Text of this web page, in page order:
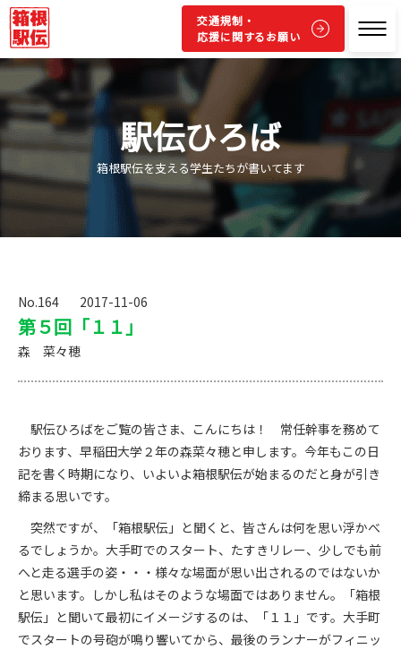
交通規制・
応援に関するお願い
駅伝ひろば
箱根駅伝を支える学生たちが書いてます
No.164 2017-11-06
第５回「１１」
森 菜々穂
駅伝ひろばをご覧の皆さま、こんにちは！ 常任幹事を務めて
おります、早稲田大学２年の森菜々穂と申します。今年もこの日
記を書く時期になり、いよいよ箱根駅伝が始まるのだと身が引き
締まる思いです。
突然ですが、「箱根駅伝」と聞くと、皆さんは何を思い浮かべ
るでしょうか。大手町でのスタート、たすきリレー、少しでも前
へと走る選手の姿・・・様々な場面が思い出されるのではないか
と思います。しかし私はそのような場面ではありません。「箱根
駅伝」と聞いて最初にイメージするのは、「１１」です。大手町
でスタートの号砲が鳴り響いてから、最後のランナーがフィニッ